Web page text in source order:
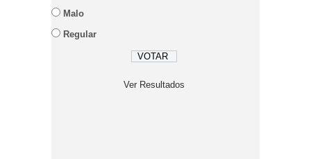
Malo
Regular
Ver Resultados